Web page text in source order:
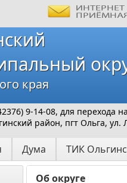
края
9-14-08, для перехода
район, пгт Ольга, ул.
Дума ТИК
Об округе